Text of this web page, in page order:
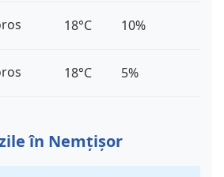
18°C 10%
18°C 5%
în Nemțișor